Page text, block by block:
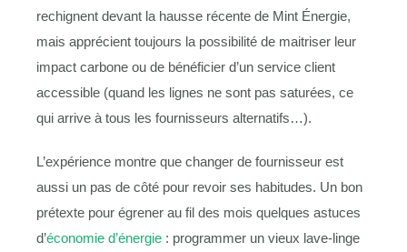
rechignent devant la hausse récente de Mint Énergie,
mais apprécient toujours la possibilité de maitriser leur
impact carbone ou de bénéficier d’un service client
accessible (quand les lignes ne sont pas saturées, ce
qui arrive à tous les fournisseurs alternatifs…).
L’expérience montre que changer de fournisseur est
aussi un pas de côté pour revoir ses habitudes. Un bon
prétexte pour égrener au fil des mois quelques astuces
d’économie d’énergie : programmer un vieux lave-linge